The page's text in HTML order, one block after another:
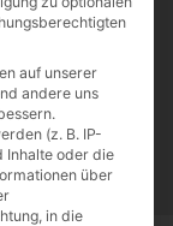
Kirche
auf unserer
andere uns
(z. B. IP-
Inhalte oder die
über
in die